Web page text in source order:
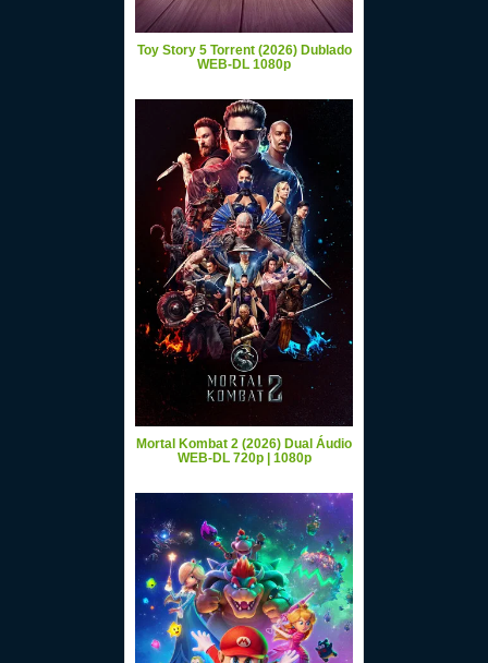
Toy Story 5 Torrent (2026) Dublado
WEB-DL 1080p
Mortal Kombat 2 (2026) Dual Áudio
WEB-DL 720p | 1080p